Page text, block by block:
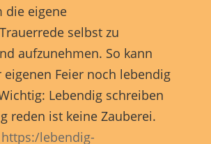
die eigene
selbst zu
aufzunehmen. So kann
Feier noch lebendig
Lebendig schreiben
reden ist keine Zauberei.
https:/lebendig-